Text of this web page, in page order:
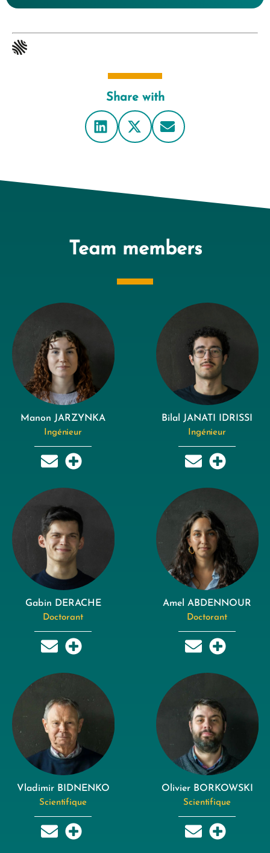
Share with
Team members
Manon JARZYNKA
Ingénieur
Bilal JANATI IDRISSI
Ingénieur
Gabin DERACHE
Doctorant
Amel ABDENNOUR
Doctorant
Vladimir BIDNENKO
Scientifique
Olivier BORKOWSKI
Scientifique